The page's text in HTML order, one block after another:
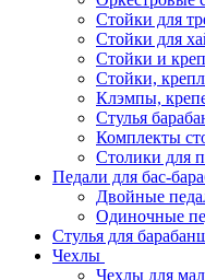
Стойки для
Стойки для
Стойки и
Стойки,
Клэмпы,
Стулья
Комплекты
Столики для
Педали для бас-
Двойные
Одиночные
Стулья для
Чехлы
Чехлы для